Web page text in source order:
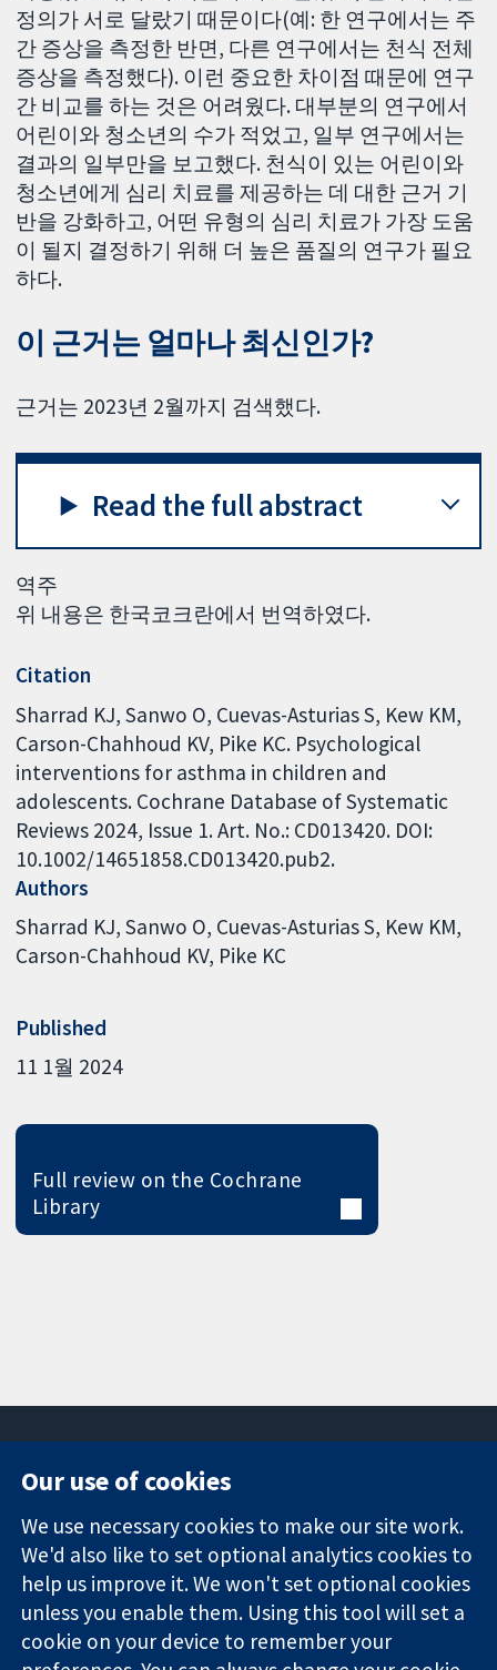
정의가 서로 달랐기 때문이다(예: 한 연구에서는 주
간 증상을 측정한 반면, 다른 연구에서는 천식 전체
증상을 측정했다). 이런 중요한 차이점 때문에 연구
간 비교를 하는 것은 어려웠다. 대부분의 연구에서
어린이와 청소년의 수가 적었고, 일부 연구에서는
결과의 일부만을 보고했다. 천식이 있는 어린이와
청소년에게 심리 치료를 제공하는 데 대한 근거 기
반을 강화하고, 어떤 유형의 심리 치료가 가장 도움
이 될지 결정하기 위해 더 높은 품질의 연구가 필요
하다.
이 근거는 얼마나 최신인가?
근거는 2023년 2월까지 검색했다.
Read the full abstract
역주
위 내용은 한국코크란에서 번역하였다.
Citation
Sharrad KJ, Sanwo O, Cuevas-Asturias S, Kew KM,
Carson-Chahhoud KV, Pike KC. Psychological
interventions for asthma in children and
adolescents. Cochrane Database of Systematic
Reviews 2024, Issue 1. Art. No.: CD013420. DOI:
10.1002/14651858.CD013420.pub2.
Authors
Sharrad KJ Sanwo O Cuevas-Asturias S Kew KM
Carson-Chahhoud KV Pike KC
Published
11 1월 2024
Full review on the Cochrane
Library
Trusted
evidence.
Informed
decisions.
Better health.
Square
London
W1G 0AN
영국
News
Press office
About us
작업
Cochrane
Library
Our use of cookies
We use necessary cookies to make our site work.
We'd also like to set optional analytics cookies to
help us improve it. We won't set optional cookies
unless you enable them. Using this tool will set a
cookie on your device to remember your